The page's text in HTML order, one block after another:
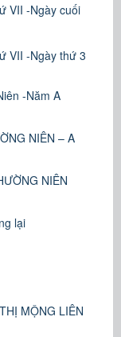
VII -Ngày cuối
VII -Ngày thứ 3
-Năm A
NIÊN – A
NIÊN
lại
MỘNG LIÊN